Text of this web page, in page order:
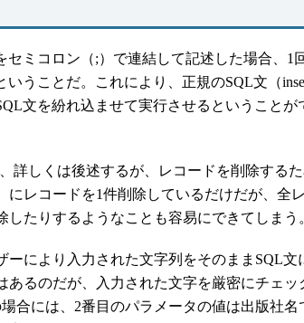
ミコロン（;）で連結して記述した場合、1
うことだ。これにより、正規のSQL文（
文を紛れ込ませて実行させるということが
詳しくは後述するが、レコードを削除する
にレコードを1件削除しているだけだが、全
たりするようなことも容易にできてしまう
により入力された文字列をそのままSQL文
あるのだが、入力された文字を厳密にチェッ
合には、2番目のパラメータの値は出版社名